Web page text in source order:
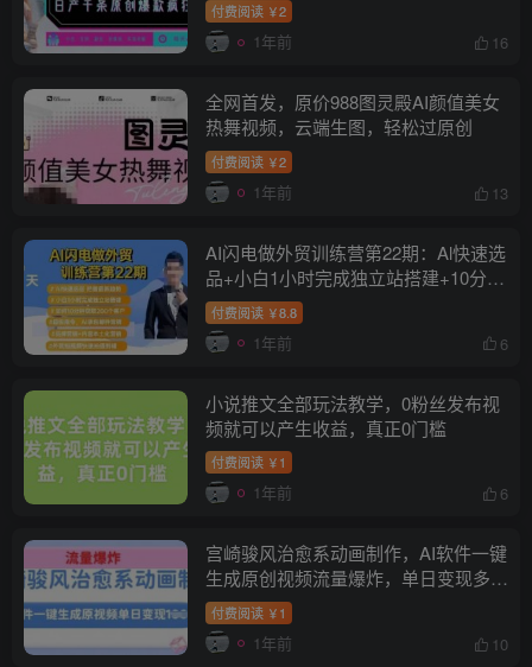
付费阅读 ￥2
1年前 16
全网首发，原价988图灵殿AI颜值美女
热舞视频，云端生图，轻松过原创
付费阅读 ￥2
1年前 13
AI闪电做外贸训练营第22期：Al快速选
品+小白1小时完成独立站搭建+10分钟
获取200个客户等
付费阅读 ￥8.8
1年前 6
小说推文全部玩法教学，0粉丝发布视
频就可以产生收益，真正0门槛
付费阅读 ￥ 1
1年前 6
宫崎骏风治愈系动画制作，AI软件一键
生成原创视频流量爆炸，单日变现多
张，详细实操流程
付费阅读 ￥ 1
1年前 10